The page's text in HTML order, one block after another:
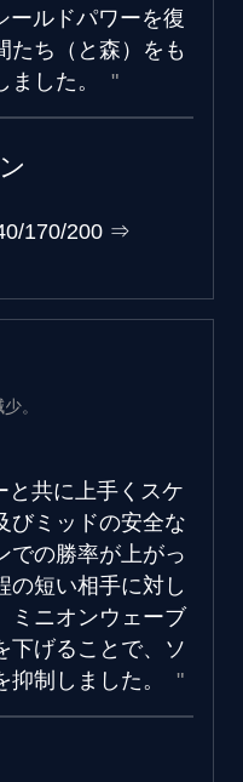
ールドパワーを復
たち（と森）をも
ました。
170/200 ⇒
。
と共に上手くスケ
びミッドの安全な
での勝率が上がっ
の短い相手に対し
ミニオンウェーブ
下げることで、ソ
抑制しました。